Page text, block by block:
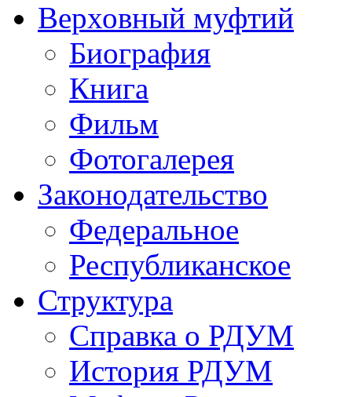
Верховный муфтий
Биография
Книга
Фильм
Фотогалерея
Законодательство
Федеральное
Республиканское
Структура
Справка о РДУМ
История РДУМ